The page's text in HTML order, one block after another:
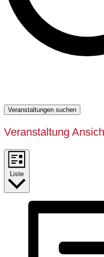
Veranstaltungen suchen
Veranstaltung
Liste